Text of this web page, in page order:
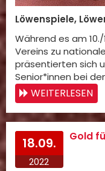
Löwenspiele,
Während es am
Vereins zu
präsentierten sich
Senior*innen bei
WEITERLESEN
18.09.
2022
Gold